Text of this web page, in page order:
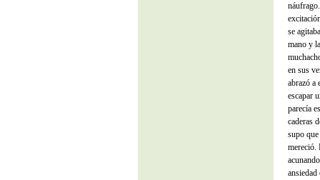
se
mano y
en sus
abrazó a
escapar
parecía
caderas
supo
mereció.
ansiedad